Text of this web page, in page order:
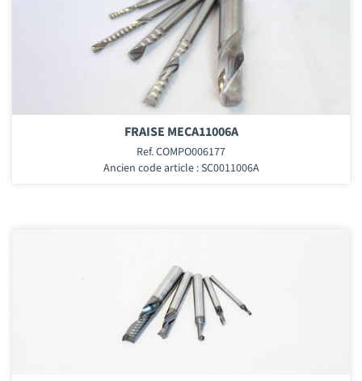
FRAISE MECA11006A
Ref. COMPO006177
Ancien code article : SC0011006A